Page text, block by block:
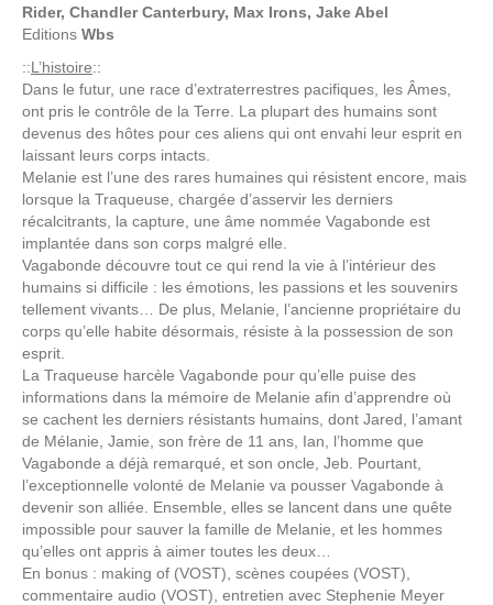
Rider, Chandler Canterbury, Max Irons, Jake Abel
Editions Wbs
::L’histoire::
Dans le futur, une race d’extraterrestres pacifiques, les Âmes,
ont pris le contrôle de la Terre. La plupart des humains sont
devenus des hôtes pour ces aliens qui ont envahi leur esprit en
laissant leurs corps intacts.
Melanie est l’une des rares humaines qui résistent encore, mais
lorsque la Traqueuse, chargée d’asservir les derniers
récalcitrants, la capture, une âme nommée Vagabonde est
implantée dans son corps malgré elle.
Vagabonde découvre tout ce qui rend la vie à l’intérieur des
humains si difficile : les émotions, les passions et les souvenirs
tellement vivants… De plus, Melanie, l’ancienne propriétaire du
corps qu’elle habite désormais, résiste à la possession de son
esprit.
La Traqueuse harcèle Vagabonde pour qu’elle puise des
informations dans la mémoire de Melanie afin d’apprendre où
se cachent les derniers résistants humains, dont Jared, l’amant
de Mélanie, Jamie, son frère de 11 ans, Ian, l’homme que
Vagabonde a déjà remarqué, et son oncle, Jeb. Pourtant,
l’exceptionnelle volonté de Melanie va pousser Vagabonde à
devenir son alliée. Ensemble, elles se lancent dans une quête
impossible pour sauver la famille de Melanie, et les hommes
qu’elles ont appris à aimer toutes les deux…
En bonus : making of (VOST), scènes coupées (VOST),
commentaire audio (VOST), entretien avec Stephenie Meyer